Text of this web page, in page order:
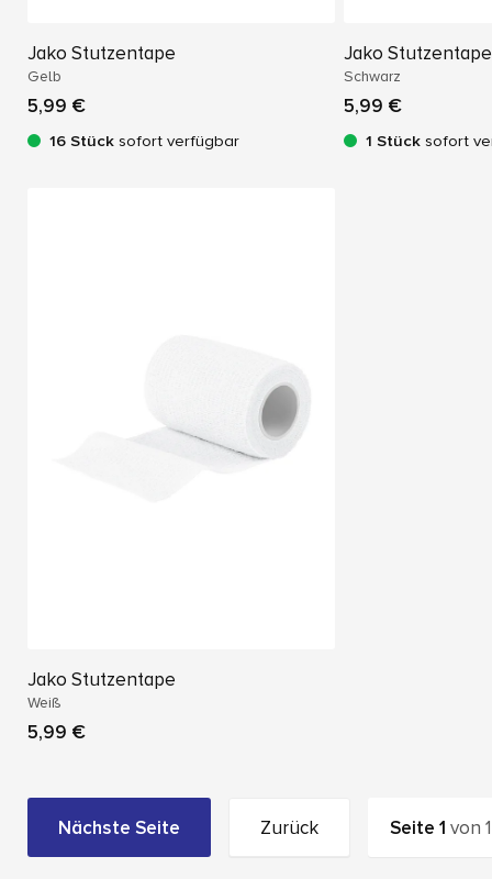
Jako Stutzentape
Gelb
5,99 €
16 Stück sofort verfügbar
Jako Stutzentape
Schwarz
5,99 €
1 Stück sofort
Jako Stutzentape
Weiß
5,99 €
Nächste Seite Zurück Seite1 von1